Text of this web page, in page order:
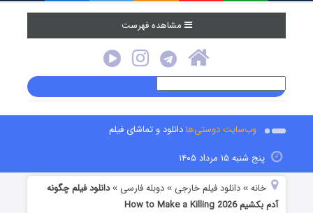
مشاهده فهرست
وب‌سایت دوستی‌هادانلود و تماشای فیلم
پنج شنبه ۱۵ مرداد ۱۴۰۵
خانه »دانلود فیلم خارجی »دوبله فارسی »دانلود فیلم چگونه
آدم بکشیم How to Make a Killing 2026